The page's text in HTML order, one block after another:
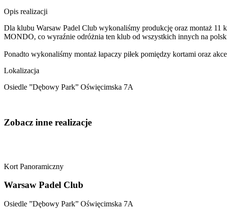
Opis realizacji
Dla klubu Warsaw Padel Club wykonaliśmy produkcję oraz montaż
MONDO, co wyraźnie odróżnia ten klub od wszystkich innych na
Ponadto wykonaliśmy montaż łapaczy piłek pomiędzy kortami oraz
Lokalizacja
Osiedle ”Dębowy Park” Oświęcimska 7A
Zobacz inne realizacje
Kort Panoramiczny
Warsaw Padel Club
Osiedle ”Dębowy Park” Oświęcimska 7A